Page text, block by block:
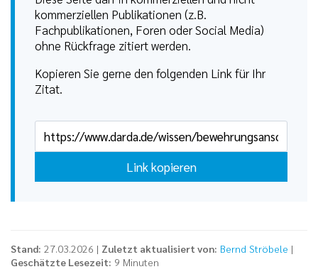
kommerziellen Publikationen (z.B.
Fachpublikationen, Foren oder Social Media)
ohne Rückfrage zitiert werden.
Kopieren Sie gerne den folgenden Link für Ihr
Zitat.
Link kopieren
Stand: 27.03.2026 | Zuletzt aktualisiert von: Bernd Ströbele |
Geschätzte Lesezeit: 9 Minuten